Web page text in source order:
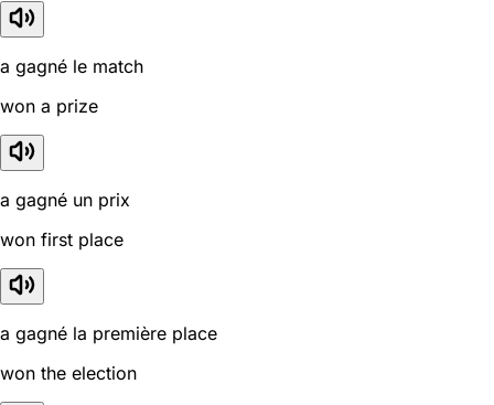
a gagné le match
won a prize
a gagné un prix
won first place
a gagné la première place
won the election